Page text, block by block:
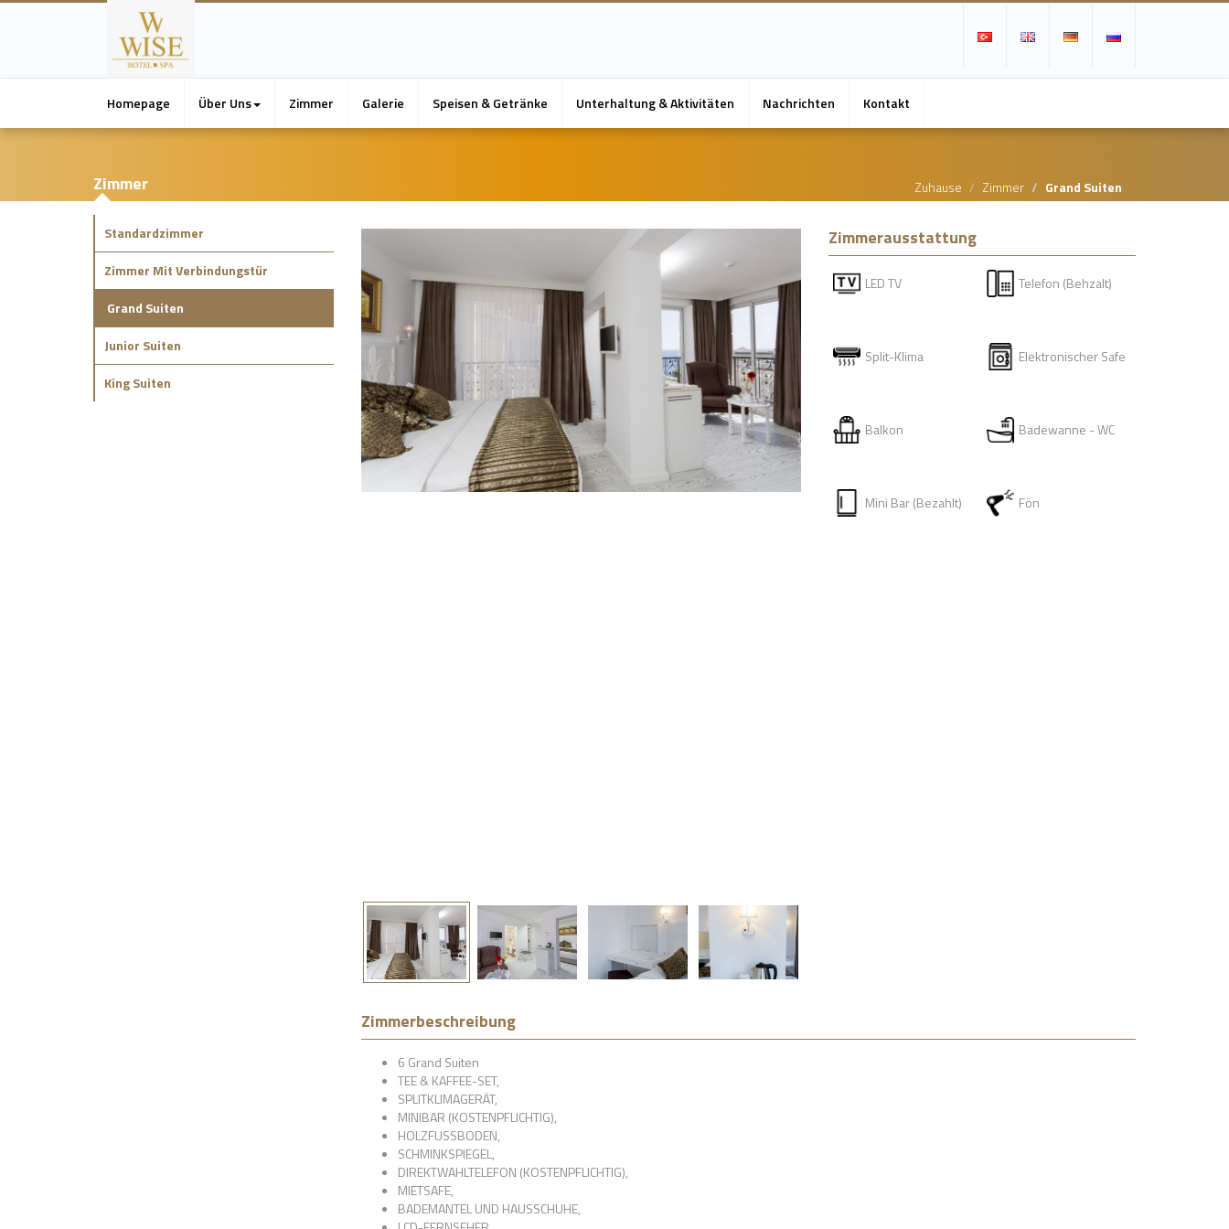
Homepage Über Uns Zimmer Galerie Speisen & Getränke Unterhaltung & Aktivitäten Nachrichten Kontakt
Zimmer Zuhause Zimmer Grand Suiten
Standardzimmer
Zimmer Mit Verbindungstür
Grand Suiten
Junior Suiten
King Suiten
Zimmerausstattung
LED TV Telefon (Behzalt)
Split-Klima Elektronischer Safe
Balkon Badewanne - WC
Mini Bar (Bezahlt) Fön
Zimmerbeschreibung
6 Grand Suiten
TEE & KAFFEE-SET,
SPLITKLIMAGERÄT,
MINIBAR (KOSTENPFLICHTIG),
HOLZFUSSBODEN,
SCHMINKSPIEGEL,
DIREKTWAHLTELEFON (KOSTENPFLICHTIG),
MIETSAFE,
BADEMANTEL UND HAUSSCHUHE,